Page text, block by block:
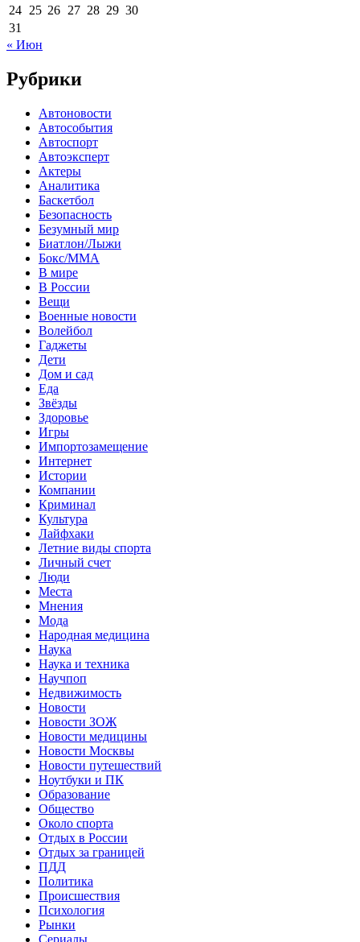
24 25 26 27 28 29 30
31
« Июн
Рубрики
Автоновости
Автособытия
Автоспорт
Автоэксперт
Актеры
Аналитика
Баскетбол
Безопасность
Безумный мир
Биатлон/Лыжи
Бокс/MMA
В мире
В России
Вещи
Военные новости
Волейбол
Гаджеты
Дети
Дом и сад
Еда
Звёзды
Здоровье
Игры
Импортозамещение
Интернет
Истории
Компании
Криминал
Культура
Лайфхаки
Летние виды спорта
Личный счет
Люди
Места
Мнения
Мода
Народная медицина
Наука
Наука и техника
Научпоп
Недвижимость
Новости
Новости ЗОЖ
Новости медицины
Новости Москвы
Новости путешествий
Ноутбуки и ПК
Образование
Общество
Около спорта
Отдых в России
Отдых за границей
ПДД
Политика
Происшествия
Психология
Рынки
Сериалы